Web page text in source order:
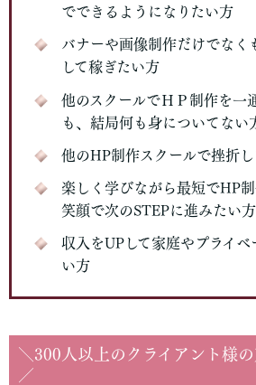
でできるようになりたい方
バナーや画像制作だけでなく
して稼ぎたい方
他のスクールでＨＰ制作を一
も、結局何も身についてない
他のHP制作スクールで挫折
楽しく学びながら最短でHP
笑顔で次のSTEPに進みたい方
収入をUPして家庭やプライベ
い方
＼300人以上のクライアント様
／